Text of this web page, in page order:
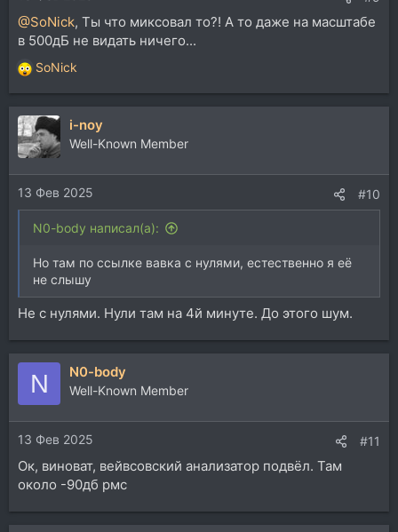
@SoNick, Ты что миксовал то?! А то даже на масштабе
в 500дБ не видать ничего...
Р
е
а
к
ц
и
и
:
SoNick
i-noy
Well-Known Member
13 Фев 2025 #10
N0-body написал(а):
Но там по ссылке вавка с нулями, естественно я её
не слышу
Не с нулями. Нули там на 4й минуте. До этого шум.
N N0-body
Well-Known Member
13 Фев 2025 #11
Ок, виноват, вейвсовский анализатор подвёл. Там
около -90дб рмс